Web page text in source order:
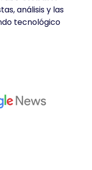
análisis y las
tecnológico